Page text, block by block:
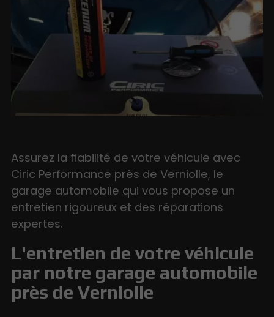
Assurez la fiabilité de votre véhicule avec
Ciric Performance près de Verniolle, le
garage automobile qui vous propose un
entretien rigoureux et des réparations
expertes.
L'entretien de votre véhicule
par notre garage automobile
près de Verniolle